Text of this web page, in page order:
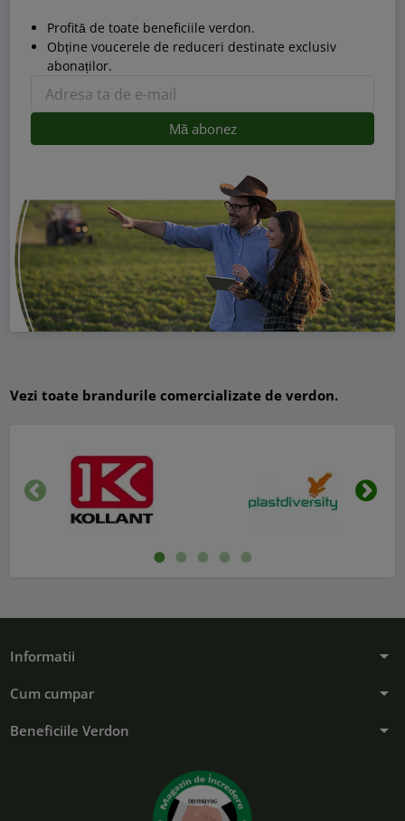
Profită de toate beneficiile verdon.
Obține voucerele de reduceri destinate exclusiv
abonaților.
Vezi toate brandurile comercializate de verdon.
Inapoi
Informatii arrow_drop_down
Cum cumpar arrow_drop_down
Beneficiile Verdon arrow_drop_down